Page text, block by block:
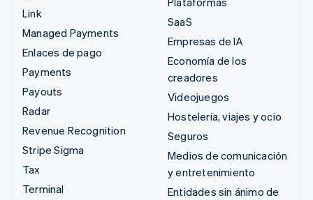
Link
Managed Payments
Enlaces de pago
Payments
Payouts
Radar
Revenue Recognition
Stripe Sigma
Tax
Terminal
SaaS
Empresas de IA
Economía de los
creadores
Videojuegos
Hostelería, viajes y ocio
Seguros
Medios de comunicación
y entretenimiento
Entidades sin ánimo de